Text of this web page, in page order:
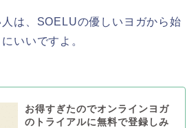
は、SOELUの優しいヨガから始
いいですよ。
お得すぎたのでオンラインヨガ
のトライアルに無料で登録しみ